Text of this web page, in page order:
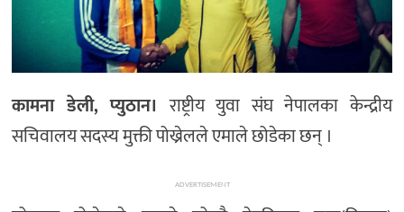
कामना डेली, प्युठान। राष्ट्रीय युवा संघ नेपालका केन्द्रीय
सचिवालय सदस्य मुक्ती पोख्रेलले एमाले छोडेका छन् ।
ADVERTISEMENT